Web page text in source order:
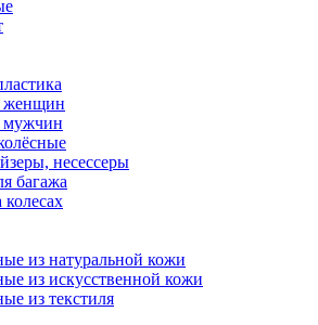
женщин
мужчин
несессеры
багажа
из натуральной кожи
из искусственной кожи
из текстиля